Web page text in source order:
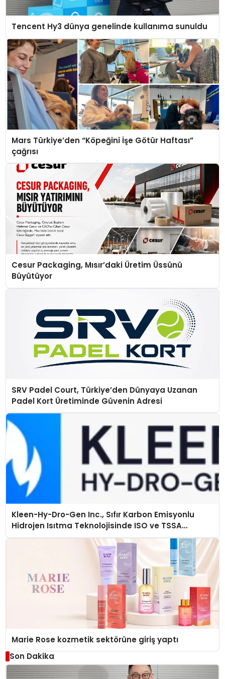
Tencent Hy3 dünya genelinde kullanıma sunuldu
Mars Türkiye’den “Köpeğini İşe Götür Haftası”
çağrısı
Cesur Packaging, Mısır’daki Üretim Üssünü
Büyütüyor
SRV Padel Court, Türkiye’den Dünyaya Uzanan
Padel Kort Üretiminde Güvenin Adresi
Kleen-Hy-Dro-Gen Inc., Sıfır Karbon Emisyonlu
Hidrojen Isıtma Teknolojisinde ISO ve TSSA
Düzenleyici Onaylarını Aldı
Marie Rose kozmetik sektörüne giriş yaptı
Son Dakika